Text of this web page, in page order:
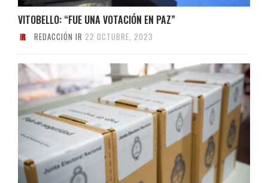
VITOBELLO: “FUE UNA VOTACIÓN EN PAZ”
REDACCIÓN IR 22 OCTUBRE, 2023